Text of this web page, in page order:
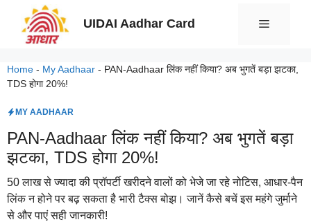
UIDAI Aadhar Card Menu
Home - My Aadhaar - PAN-Aadhaar लिंक नहीं किया? अब भुगतें बड़ा झटका,
TDS होगा 20%!
MY AADHAAR
PAN-Aadhaar लिंक नहीं किया? अब भुगतें बड़ा
झटका, TDS होगा 20%!
50 लाख से ज्यादा की प्रॉपर्टी खरीदने वालों को भेजे जा रहे नोटिस, आधार-पैन
लिंक न होने पर बढ़ सकता है भारी टैक्स बोझ। जानें कैसे बचें इस महंगे जुर्माने
से और पाएं सही जानकारी!